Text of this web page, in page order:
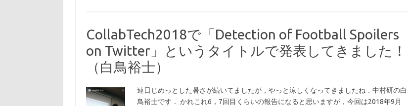
CollabTech2018で「Detection of Football Spoilers
on Twitter」というタイトルで発表してきました！
（白鳥裕士）
連日じめっとした暑さが続いてましたが，やっと涼しくなってきましたね．中村研の白
鳥裕士です． かれこれ6，7回目くらいの報告になると思いますが，今回は2018年9月